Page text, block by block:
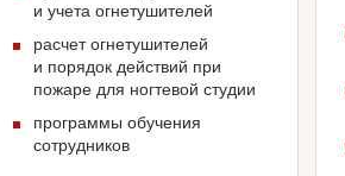
и учета огнетушителей
расчет огнетушителей
и порядок действий при
пожаре для ногтевой студии
программы обучения
сотрудников